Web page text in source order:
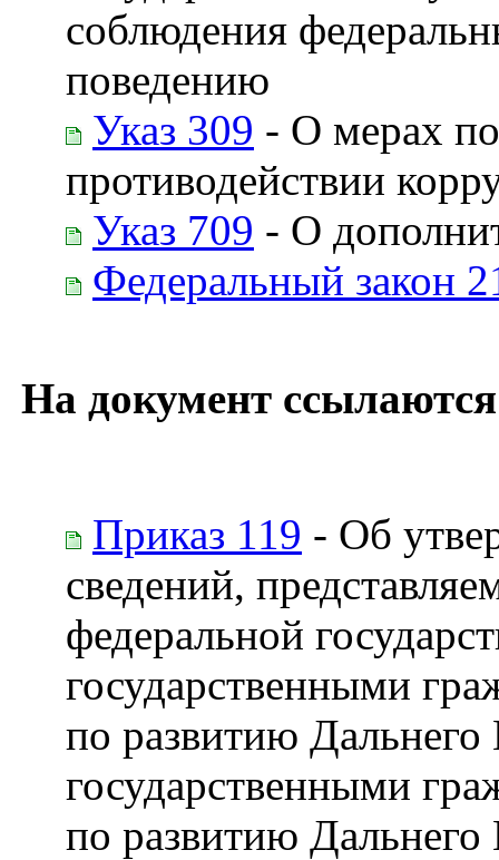
соблюдения
поведению
Указ 309 - О мерах
противодействии
Указ 709 - О
Федеральный закон
На документ
Приказ 119 - Об
сведений,
федеральной
государственными
по развитию
государственными
по развитию